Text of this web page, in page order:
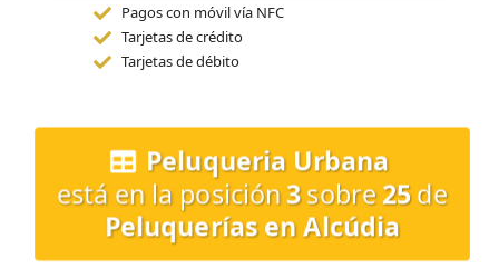
Pagos con móvil vía NFC
Tarjetas de crédito
Tarjetas de débito
Peluqueria Urbana
está en la posición3sobre 25de
Peluquerías en Alcúdia